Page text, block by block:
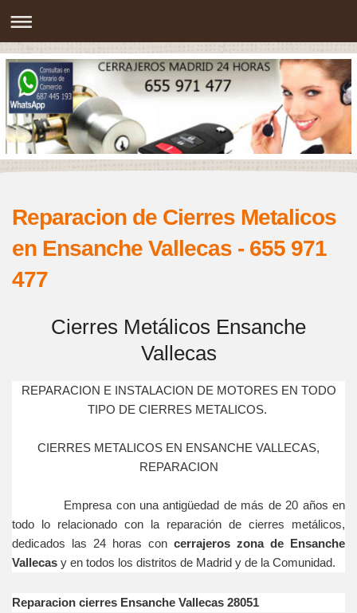
Reparacion de Cierres Metalicos
en Ensanche Vallecas - 655 971
477
Cierres Metálicos Ensanche
Vallecas
REPARACION E INSTALACION DE MOTORES EN TODO
TIPO DE CIERRES METALICOS.
CIERRES METALICOS EN ENSANCHE VALLECAS,
REPARACION
Empresa con una antigüedad de más de 20 años en
todo lo relacionado con la reparación de cierres metálicos,
dedicados las 24 horas con cerrajeros zona de Ensanche
Vallecas y en todos los distritos de Madrid y de la Comunidad.
Reparacion cierres Ensanche Vallecas 28051